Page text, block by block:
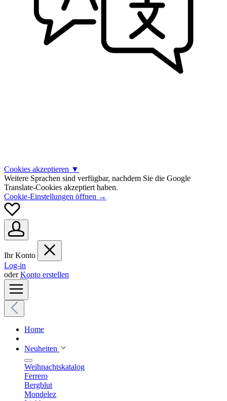
Cookies akzeptieren ▼
Weitere Sprachen sind verfügbar, nachdem Sie die Google
Translate-Cookies akzeptiert haben.
Cookie-Einstellungen öffnen →
Ihr Konto
Log-in
oderKonto erstellen
Home
Neuheiten
Weihnachtskatalog
Ferrero
Bergblut
Mondelez